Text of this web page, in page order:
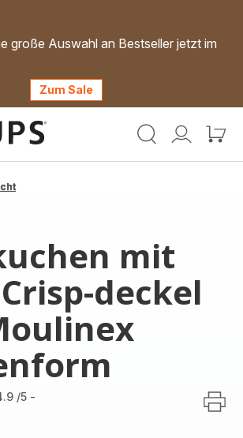
große Auswahl an Bestseller jetzt im
Zum Sale
Mein
Mein
mit
deckel
/5 -